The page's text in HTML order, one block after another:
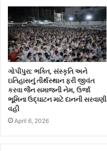
ગોપીપુરા: ભક્તિ, સંસ્કૃતિ અને
ઇતિહાસનું તીર્થસ્થાન ફરી જીવંત
કરવા જૈન સમાજની નેમ, ઉર્જા
ભૂમિના ઉદ્ઘાટન માટે દાનની સરવાણી
વહી
April 6, 2026